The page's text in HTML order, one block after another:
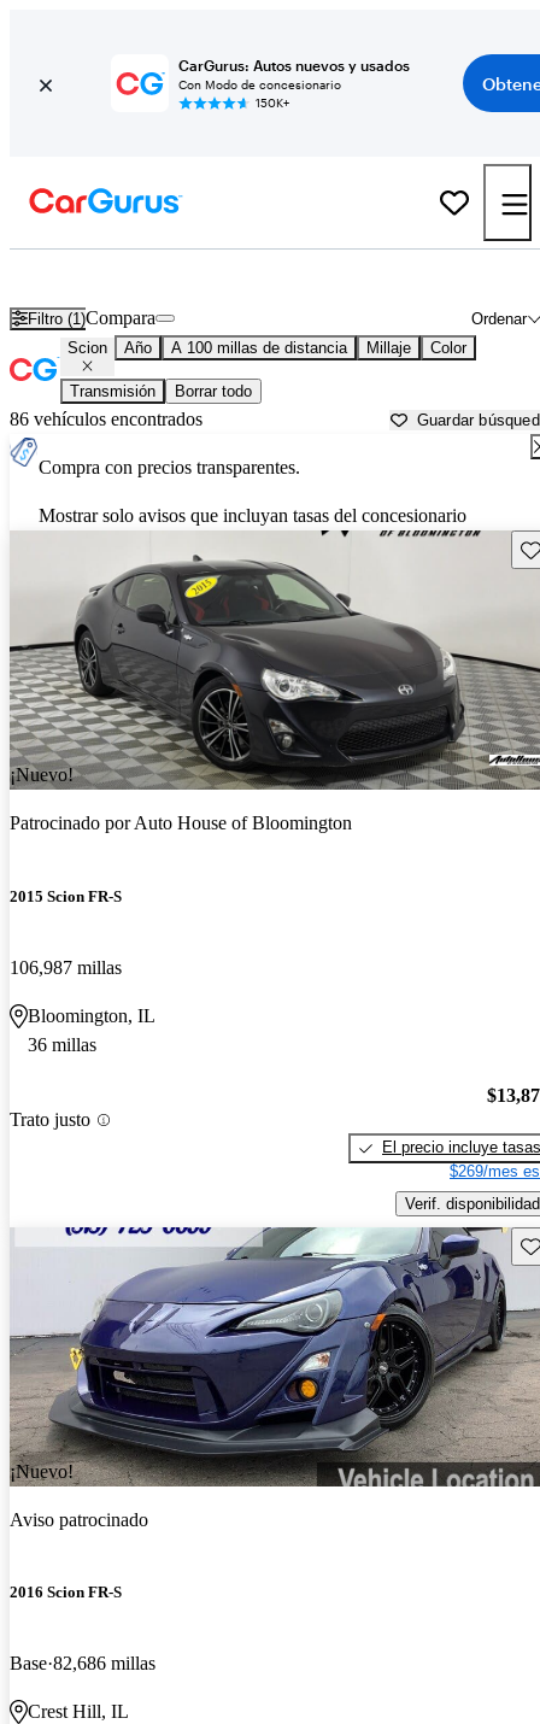
CarGurus: Autos nuevos y usados
Con Modo de concesionario
150K+
Filtro (1) Ordenar
Compara
Scion Año A 100 millas de distancia Millaje Color
Transmisión Borrar todo
86 vehículos encontrados Guardar
Compra con precios transparentes.
Mostrar solo avisos que incluyan tasas del concesionario
¡Nuevo!
Patrocinado porAuto House of Bloomington
2015 Scion FR-S
106,987 millas
Bloomington, IL
36 millas
Trato justo
El precio incluye tasas
$269/mes
Verif. disponibilidad
¡Nuevo!
Aviso patrocinado
2016 Scion FR-S
Base 82,686 millas
Crest Hill, IL